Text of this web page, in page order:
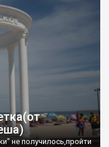
не получилось,пройти